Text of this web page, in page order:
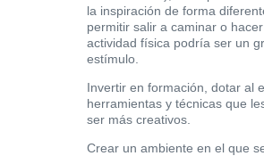
la inspiración de forma
permitir salir a caminar o
actividad física podría ser un
estímulo.
Invertir en formación, dotar al
herramientas y técnicas que
ser más creativos.
Crear un ambiente en el que